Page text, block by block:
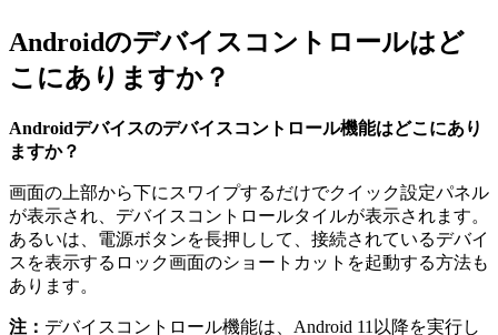
Androidのデバイスコントロールはど
こにありますか？
Androidデバイスのデバイスコントロール機能はどこにあり
ますか？
画面の上部から下にスワイプするだけでクイック設定パネル
が表示され、デバイスコントロールタイルが表示されます。
あるいは、電源ボタンを長押しして、接続されているデバイ
スを表示するロック画面のショートカットを起動する方法も
あります。
注： デバイスコントロール機能は、Android 11以降を実行し